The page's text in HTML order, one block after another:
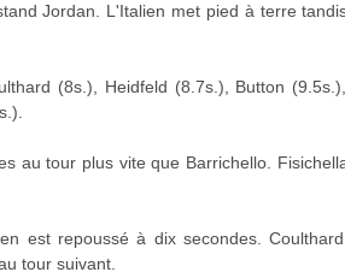
Jordan. L'Italien met pied à terre
(8s.), Heidfeld (8.7s.), Button
au tour plus vite que Barrichello.
est repoussé à dix secondes.
tour suivant.